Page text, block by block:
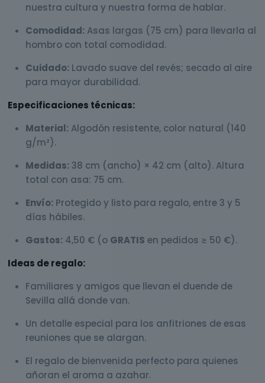
nuestra cultura y nuestra forma de hablar.
Comodidad: Asas largas (75 cm) para llevarla al
hombro con total comodidad.
Cuidado: Lavado suave del revés; secado al aire
para mayor durabilidad.
Especificaciones técnicas:
Material: Algodón resistente, color natural (140
g/m²).
Medidas: 38 cm (ancho) × 42 cm (alto). Altura
total con asa: 75 cm.
Envío: Protegido y listo para regalo, entre 3 y 5
días hábiles.
Gastos: 4,50 € (o GRATIS en pedidos ≥ 50 €).
Ideas de regalo:
Familiares y amigos que llevan el duende de
Sevilla allá donde van.
Un detalle especial para los anfitriones de esas
reuniones que se alargan.
El regalo de bienvenida perfecto para quienes
añoran el aroma a azahar.